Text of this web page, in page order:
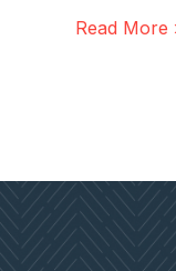
Estos
de
la
Read More